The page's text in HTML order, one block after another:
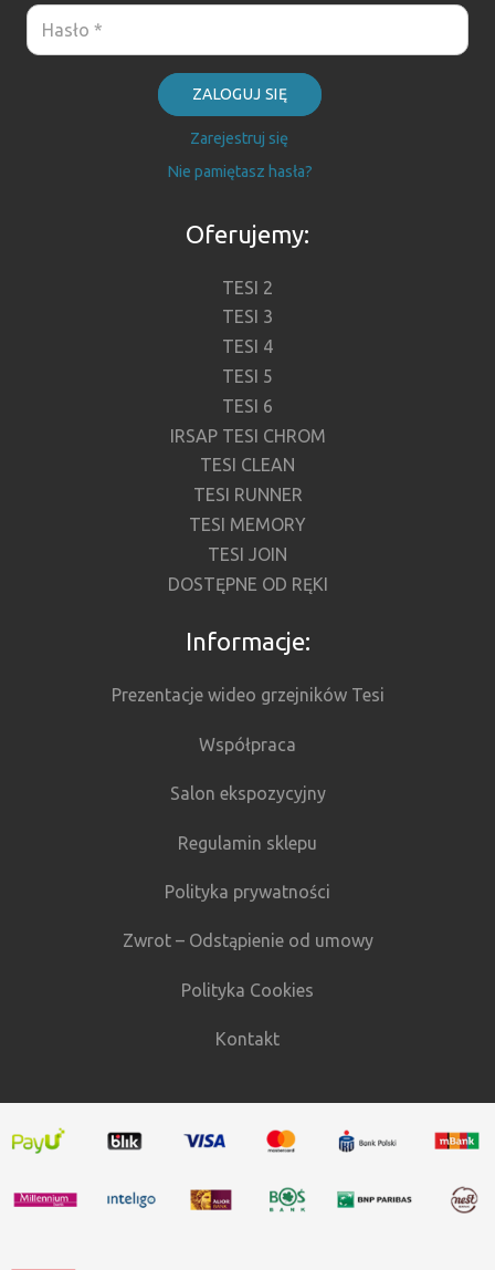
ZALOGUJ SIĘ
Zarejestruj się
Nie pamiętasz hasła?
Oferujemy:
TESI 2
TESI 3
TESI 4
TESI 5
TESI 6
IRSAP TESI CHROM
TESI CLEAN
TESI RUNNER
TESI MEMORY
TESI JOIN
DOSTĘPNE OD RĘKI
Informacje:
Prezentacje wideo grzejników Tesi
Współpraca
Salon ekspozycyjny
Regulamin sklepu
Polityka prywatności
Zwrot – Odstąpienie od umowy
Polityka Cookies
Kontakt